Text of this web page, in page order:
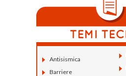
Antisismica
Barriere